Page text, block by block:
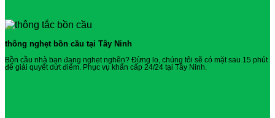
thông nghẹt bồn cầu tại Tây Ninh
Bồn cầu nhà bạn đang nghẹt nghẽn? Đừng lo, chúng tôi sẽ có mặt sau 15 phút
để giải quyết dứt điểm. Phục vụ khẩn cấp 24/24 tại Tây Ninh.